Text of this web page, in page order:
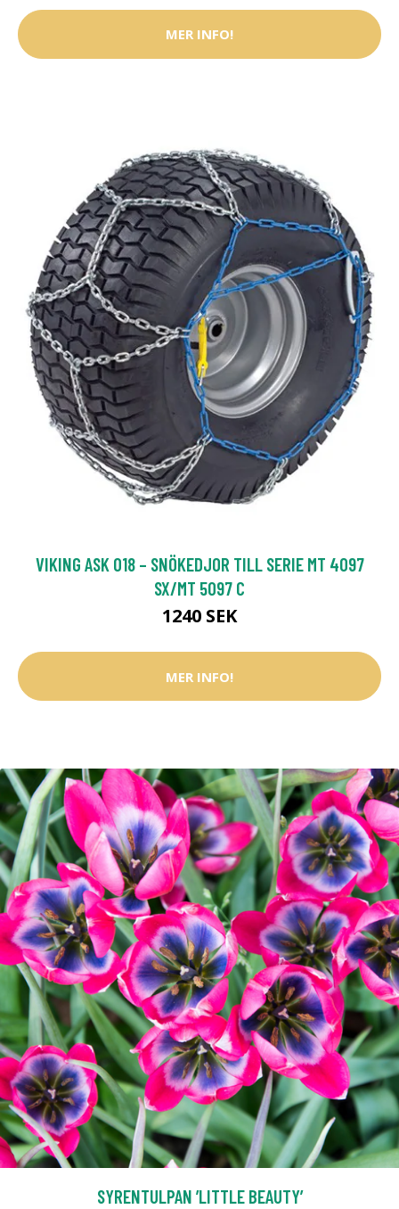
MER INFO!
VIKING ASK 018 – SNÖKEDJOR TILL SERIE MT 4097
SX/MT 5097 C
1240 SEK
MER INFO!
SYRENTULPAN ’LITTLE BEAUTY’